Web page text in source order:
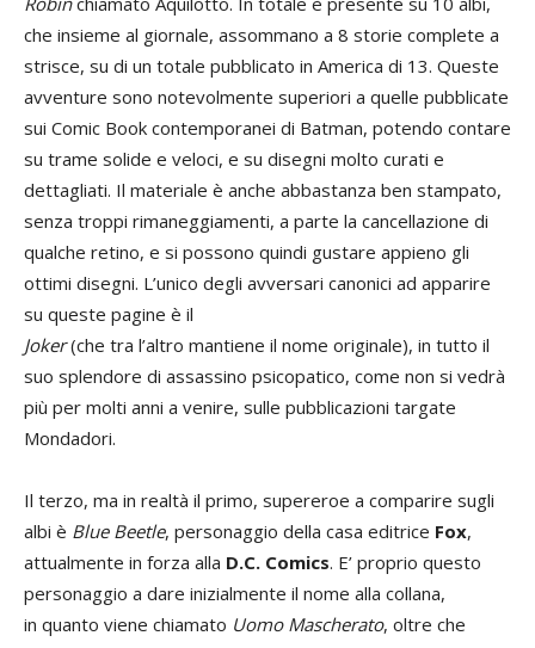
che insieme al giornale, assommano a 8 storie complete a
strisce, su di un totale pubblicato in America di 13. Queste
avventure sono notevolmente superiori a quelle pubblicate
sui Comic Book contemporanei di Batman, potendo contare
su trame solide e veloci, e su disegni molto curati e
dettagliati. Il materiale è anche abbastanza ben stampato,
senza troppi rimaneggiamenti, a parte la cancellazione di
qualche retino, e si possono quindi gustare appieno gli
ottimi disegni. L’unico degli avversari canonici ad apparire
su queste pagine è il
Joker(che tra l’altro mantiene il nome originale), in tutto il
suo splendore di assassino psicopatico, come non si vedrà
più per molti anni a venire, sulle pubblicazioni targate
Mondadori.
Il terzo, ma in realtà il primo, supereroe a comparire sugli
albi è Blue Beetle, personaggio della casa editrice Fox,
attualmente in forza alla D.C. Comics. E’ proprio questo
personaggio a dare inizialmente il nome alla collana,
in quanto viene chiamato Uomo Mascherato, oltre che